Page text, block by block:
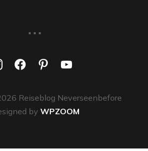
...
facebookpinterestyoutube
Reiseblog Neverseenbefore
by WPZOOM